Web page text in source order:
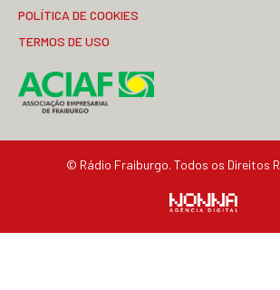
POLÍTICA DE COOKIES
TERMOS DE USO
© Rádio Fraiburgo. Todos os Direitos